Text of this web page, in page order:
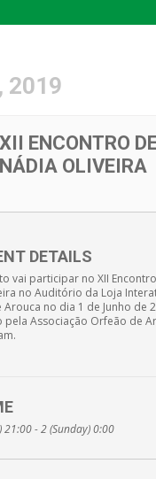
2019
XII ENCONTRO
NÁDIA OLIVEIRA
DETAILS
vai participar no XII
no Auditório da Loja
no dia 1 de Junho de
pela Associação Orfeão de
21:00 - 2 (Sunday) 0:00